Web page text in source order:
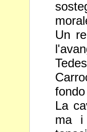
Un
La
ma i